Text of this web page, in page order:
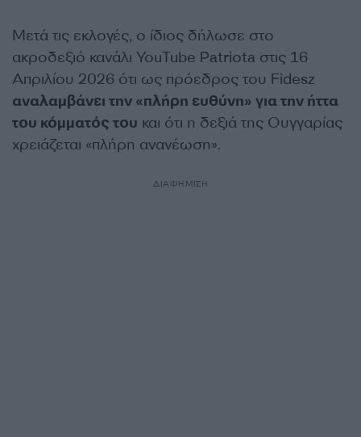
Μετά τις εκλογές, ο ίδιος δήλωσε στο
ακροδεξιό κανάλι YouTube Patriota στις 16
Απριλίου 2026 ότι ως πρόεδρος του Fidesz
αναλαμβάνει την «πλήρη ευθύνη» για την ήττα
του κόμματός του και ότι η δεξιά της Ουγγαρίας
χρειάζεται «πλήρη ανανέωση».
ΔΙΑΦΗΜΙΣΗ